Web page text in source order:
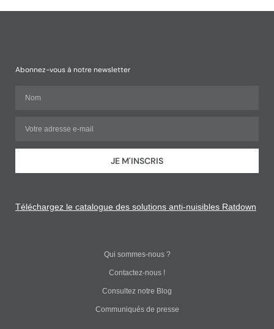
Qui sommes-nous ?
Contactez-nous !
Consultez notre Blog
Communiqués de presse
Téléchargez le catalogue des solutions anti-nuisibles Ratdown
Abonnez-vous à notre newsletter
JE M'INSCRIS